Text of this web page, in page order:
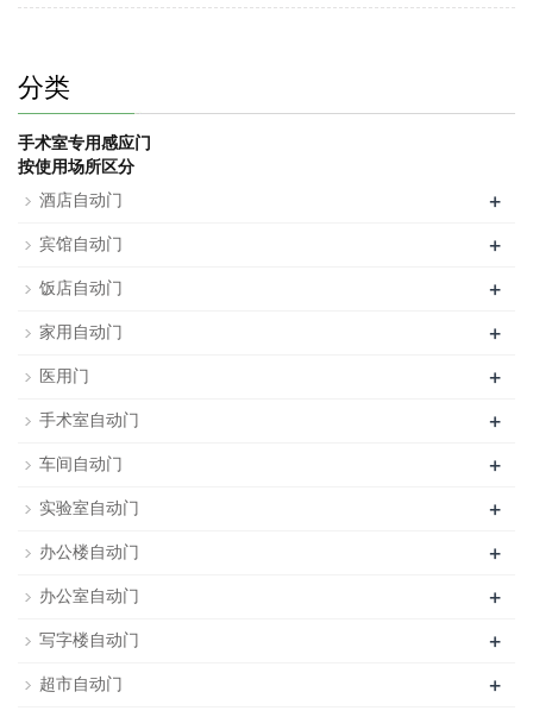
分类
手术室专用感应门
按使用场所区分
酒店自动门
+
宾馆自动门 +
饭店自动门 +
家用自动门 +
医用门 +
手术室自动门 +
车间自动门 +
实验室自动门 +
办公楼自动门 +
办公室自动门 +
写字楼自动门 +
超市自动门 +